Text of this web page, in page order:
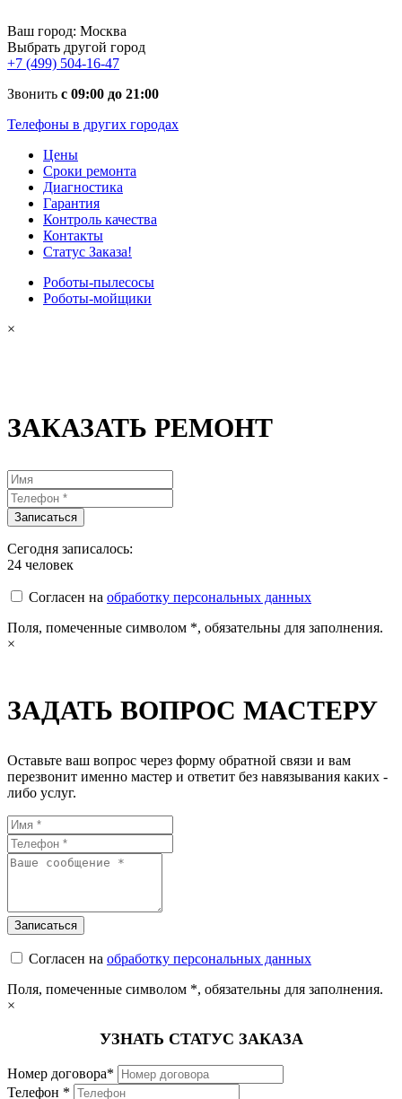
Ваш город: Москва
Выбрать другой город
+7 (499) 504-16-47
Звонить с 09:00 до 21:00
Телефоны в других городах
Цены
Сроки ремонта
Диагностика
Гарантия
Контроль качества
Контакты
Статус Заказа!
Роботы-пылесосы
Роботы-мойщики
×
ЗАКАЗАТЬ РЕМОНТ
Сегодня записалось:
24 человек
Согласен на обработку персональных данных
Поля, помеченные символом *, обязательны для заполнения.
×
ЗАДАТЬ ВОПРОС МАСТЕРУ
Оставьте ваш вопрос через форму обратной связи и вам
перезвонит именно мастер и ответит без навязывания каких -
либо услуг.
Согласен на обработку персональных данных
Поля, помеченные символом *, обязательны для заполнения.
×
УЗНАТЬ СТАТУС ЗАКАЗА
Номер договора*
Телефон *